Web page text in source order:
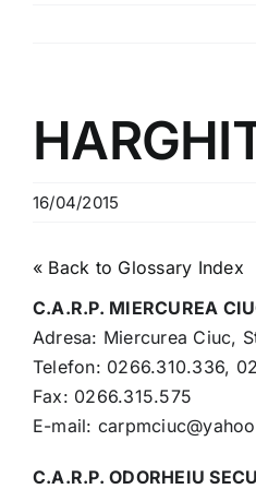
16/04/2015
« Back to Glossary Index
C.A.R.P. MIERCUREA
Adresa: Miercurea Ciuc,
Telefon: 0266.310.336,
Fax: 0266.315.575
E-mail:
C.A.R.P. ODORHEIU